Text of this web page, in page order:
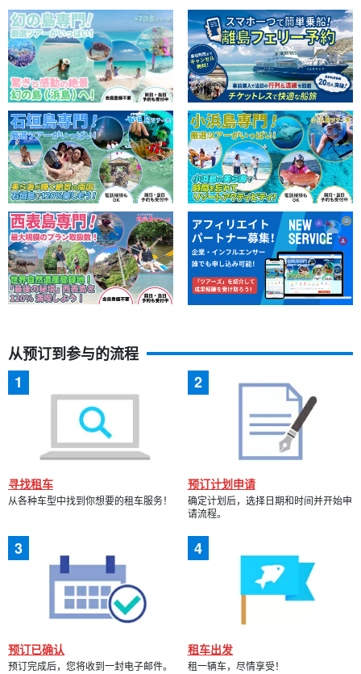
从预订到参与的流程
寻找租车
从各种车型中找到你想要的租车服务！
预订计划申请
确定计划后，选择日期和时间并开始申
请流程。
预订已确认
预订完成后，您将收到一封电子邮件。
租车出发
租一辆车，尽情享受！